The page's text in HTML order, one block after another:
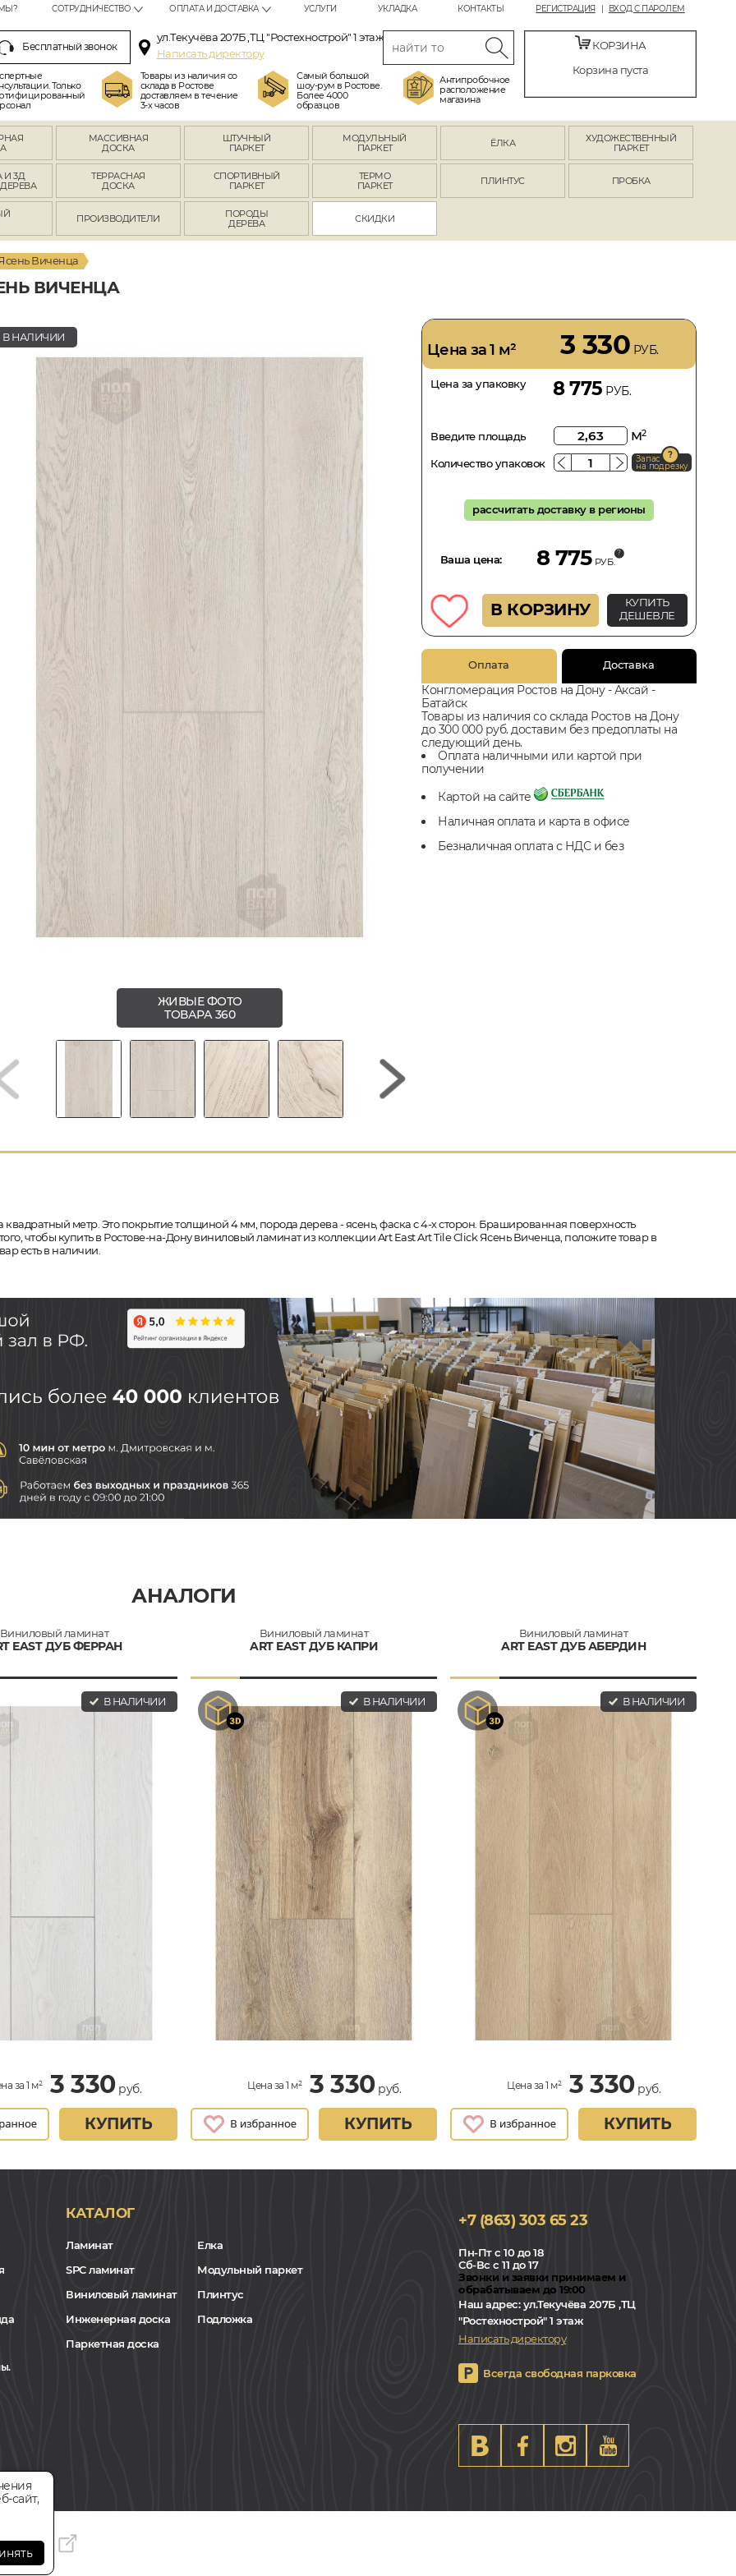
РЕГИСТРАЦИЯ ВХОД С ПАРОЛЕМ
СОТРУДНИЧЕСТВО ОПЛАТА И ДОСТАВКА УСЛУГИ УКЛАДКА КОНТАКТЫ
Бесплатный звонок
ул.Текучёва 207Б ,ТЦ "Ростехнострой" 1 этаж
Написать директору
Только
Товары из наличия со
склада в Ростове
доставляем в течение
3-х часов
Самый большой
шоу-рум в Ростове.
Более 4000
образцов
Антипробочное
расположение
магазина
КОРЗИНА
Корзина пуста
МАССИВНАЯ
ДОСКА
ШТУЧНЫЙ
ПАРКЕТ
МОДУЛЬНЫЙ
ПАРКЕТ
ЁЛКА
ХУДОЖЕСТВЕННЫЙ
ПАРКЕТ
И 3Д
ТЕРРАСНАЯ
ДОСКА
СПОРТИВНЫЙ
ПАРКЕТ
ТЕРМО
ПАРКЕТ
ПЛИНТУС ПРОБКА
ПРОИЗВОДИТЕЛИ
ПОРОДЫ
ДЕРЕВА
СКИДКИ
Виченца
ВИЧЕНЦА
В НАЛИЧИИ
ЖИВЫЕ ФОТО
ТОВАРА 360
Цена за 1 м² 3 330 РУБ.
Цена за упаковку 8 775 РУБ.
Введите площадь м2
Количество упаковок Запас
на подрезку
рассчитать доставку в регионы
Ваша цена: 8 775 РУБ.
В КОРЗИНУ
КУПИТЬ
ДЕШЕВЛЕ
Оплата Доставка
Конгломерация Ростов на Дону - Аксай -
Батайск
Товары из наличия со склада Ростов на Дону
до 300 000 руб. доставим без предоплаты на
следующий день.
Оплата наличными или картой при
получении
Картой на сайте
Наличная оплата и карта в офисе
Безналичная оплата с НДС и без
квадратный метр. Это покрытие толщиной 4 мм, порода дерева - ясень, фаска с 4-х сторон. Брашированная поверхность
чтобы купить в Ростове-на-Дону виниловый ламинат из коллекции Art East Art Tile Click Ясень Виченца, положите товар в
есть в наличии.
АНАЛОГИ
Виниловый ламинат
EAST ДУБ ФЕРРАН
В НАЛИЧИИ
за 1 м² 3 330руб.
КУПИТЬ
Виниловый ламинат
ART EAST ДУБ КАПРИ
В НАЛИЧИИ
Цена за 1 м² 3 330руб.
КУПИТЬ
Виниловый ламинат
ART EAST ДУБ АБЕРДИН
В НАЛИЧИИ
Цена за 1 м² 3 330руб.
КУПИТЬ
КАТАЛОГ
Ламинат
SPC ламинат
Виниловый ламинат
Инженерная доска
Паркетная доска
Елка
Модульный паркет
Плинтус
Подложка
+7 (863) 303 65 23
Пн-Пт с 10 до 18
Сб-Вс с 11 до 17
Звонки и заявки принимаем и
обрабатываем до 19:00
Наш адрес:ул.Текучёва 207Б ,ТЦ
"Ростехнострой" 1 этаж
Написать директору
Всегда свободная парковка
сайт,